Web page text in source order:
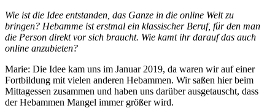
Wie ist die Idee entstanden, das Ganze in die online Welt zu
bringen? Hebamme ist erstmal ein klassischer Beruf, für den man
die Person direkt vor sich braucht. Wie kamt ihr darauf das auch
online anzubieten?
Marie: Die Idee kam uns im Januar 2019, da waren wir auf einer
Fortbildung mit vielen anderen Hebammen. Wir saßen hier beim
Mittagessen zusammen und haben uns darüber ausgetauscht, dass
der Hebammen Mangel immer größer wird.